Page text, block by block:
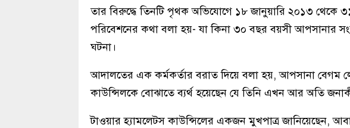
তার বিরুদ্ধে তিনটি পৃথক অভিযোগে ১৮ জানুয়ারি ২০১৩ থেকে
পরিবেশনের কথা বলা হয়- যা কিনা ৩০ বছর বয়সী আপসানার
ঘটনা।
আদালতের এক কর্মকর্তার বরাত দিয়ে বলা হয়, আপসানা বেগম
কাউন্সিলকে বোঝাতে ব্যর্থ হয়েছেন যে তিনি এখন আর অতি
টাওয়ার হ্যামলেটস কাউন্সিলের একজন মুখপাত্র জানিয়েছেন,